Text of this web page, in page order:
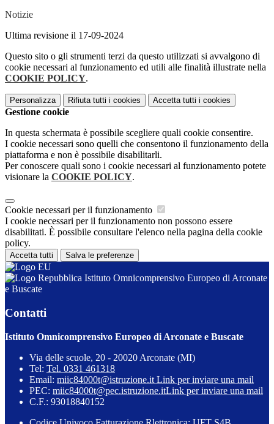
Notizie
Ultima revisione il 17-09-2024
Questo sito o gli strumenti terzi da questo utilizzati si avvalgono di
cookie necessari al funzionamento ed utili alle finalità illustrate nella
COOKIE POLICY.
Personalizza Rifiuta tutti i cookies Accetta tutti i cookies
Gestione cookie
In questa schermata è possibile scegliere quali cookie consentire.
I cookie necessari sono quelli che consentono il funzionamento della
piattaforma e non è possibile disabilitarli.
Per conoscere quali sono i cookie necessari al funzionamento potete
visionare la COOKIE POLICY.
Cookie necessari per il funzionamento
I cookie necessari per il funzionamento non possono essere
disabilitati. È possibile consultare l'elenco nella pagina della cookie
policy.
Accetta tutti Salva le preferenze
Istituto Omnicomprensivo Europeo di Arconate
e Buscate
Contatti
Istituto Omnicomprensivo Europeo di Arconate e Buscate
Via delle scuole, 20 - 20020 Arconate (MI)
Tel: Tel. 0331 461318
Email: miic84000t@istruzione.it Link per inviare una mail
PEC: miic84000t@pec.istruzione.itLink per inviare una mail
C.F.: 93018840152